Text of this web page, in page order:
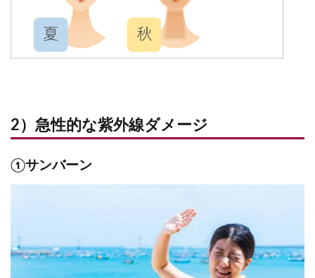
2）急性的な紫外線ダメージ
①サンバーン